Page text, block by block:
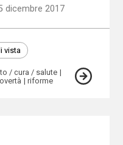
dicembre 2017
vista
/ cura / salute
riforme